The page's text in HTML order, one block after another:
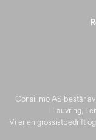
Consilimo AS består
Lauvring,
Vi er en grossistbedrift